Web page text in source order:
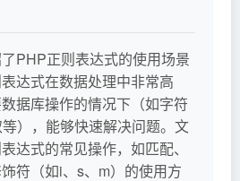
PHP正则表达式的使用场景
达式在数据处理中非常高
据库操作的情况下（如字符
），能够快速解决问题。文
达式的常见操作，如匹配、
符（如i、s、m）的使用方